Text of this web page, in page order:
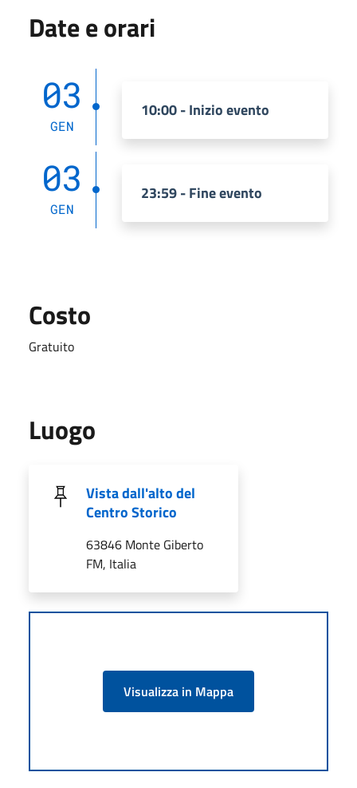
Date e orari
03
GEN
10:00 - Inizio evento
03
GEN
23:59 - Fine evento
Costo
Gratuito
Luogo
Vista dall'alto del
Centro Storico
63846 Monte Giberto
FM, Italia
Visualizza in Mappa